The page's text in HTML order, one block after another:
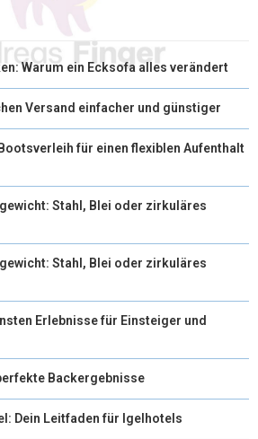
Warum ein Ecksofa alles verändert
Versand einfacher und günstiger
für einen flexiblen Aufenthalt
Stahl, Blei oder zirkuläres
Stahl, Blei oder zirkuläres
Erlebnisse für Einsteiger und
Backergebnisse
Dein Leitfaden für Igelhotels